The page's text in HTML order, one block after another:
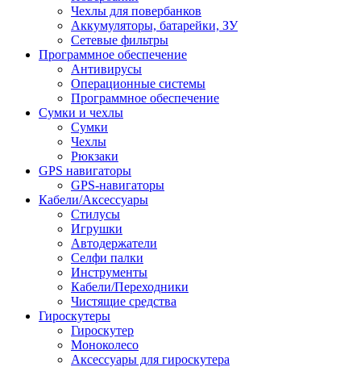
Чехлы для повербанков
Аккумуляторы, батарейки, ЗУ
Сетевые фильтры
Программное обеспечение
Антивирусы
Операционные системы
Программное обеспечение
Сумки и чехлы
Сумки
Чехлы
Рюкзаки
GPS навигаторы
GPS-навигаторы
Кабели/Аксессуары
Стилусы
Игрушки
Автодержатели
Селфи палки
Инструменты
Кабели/Переходники
Чистящие средства
Гироскутеры
Гироскутер
Моноколесо
Аксессуары для гироскутера